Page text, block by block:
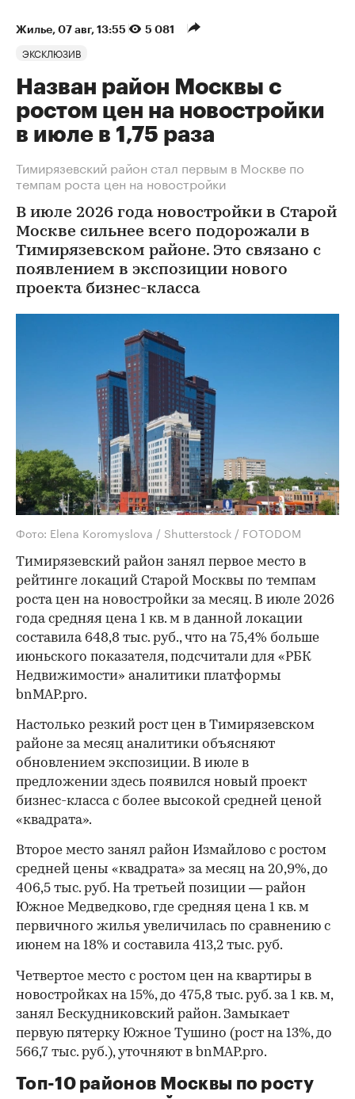
Жилье 07 авг, 13:55 5 081
ЭКСКЛЮЗИВ
Назван район Москвы с
ростом цен на новостройки
в июле в 1,75 раза
Тимирязевский район стал первым в Москве по
темпам роста цен на новостройки
В июле 2026 года новостройки в Старой
Москве сильнее всего подорожали в
Тимирязевском районе. Это связано с
появлением в экспозиции нового
проекта бизнес-класса
Фото: Elena Koromyslova / Shutterstock / FOTODOM
Тимирязевский район занял первое место в
рейтинге локаций Старой Москвы по темпам
роста цен на новостройки за месяц. В июле 2026
года средняя цена 1 кв. м в данной локации
составила 648,8 тыс. руб., что на 75,4% больше
июньского показателя, подсчитали для «РБК
Недвижимости» аналитики платформы
bnMAP.pro.
Настолько резкий рост цен в Тимирязевском
районе за месяц аналитики объясняют
обновлением экспозиции. В июле в
предложении здесь появился новый проект
бизнес-класса с более высокой средней ценой
«квадрата».
Второе место занял район Измайлово с ростом
средней цены «квадрата» за месяц на 20,9%, до
406,5 тыс. руб. На третьей позиции — район
Южное Медведково, где средняя цена 1 кв. м
первичного жилья увеличилась по сравнению с
июнем на 18% и составила 413,2 тыс. руб.
Четвертое место с ростом цен на квартиры в
новостройках на 15%, до 475,8 тыс. руб. за 1 кв. м,
занял Бескудниковский район. Замыкает
первую пятерку Южное Тушино (рост на 13%, до
566,7 тыс. руб.), уточняют в bnMAP.pro.
Топ-10 районов Москвы по росту